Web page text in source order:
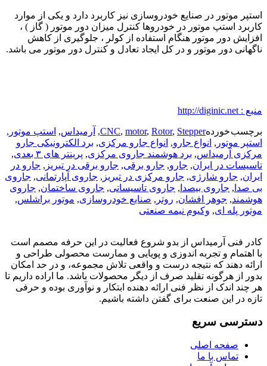
استپر موتور در صنایع خودروسازی نیز کاربرد دارد و یکی از موارد
کاربرد استپ موتور در خودروها کنترل میزان دور موتور ( گاز ) ،
افزایش دور موتور هنگام استفاده از کولر ، جلوگیری از کاهش
ناگهانی دور موتور و در کل ایجاد تعادل و کنترل دور موتور می باشد.
منبع : http://diginic.net
برچسب خورده CNC, motor, Rotor, Stepper
, آرمیداس, استپ موتور ,
استپر موتور , انواع جارو, انواع جارو مرکزی, برد الکترونیکی جارو
مرکزی آرمیداس, برد هوشمند جاروی مرکزی, پرینتر های ۳ بعدی
,
تاسیسات در ایران, جارو, جارو برقی, جارو برقی در تبریز , جارو در
ایران, جارو شارژی, جارو مرکزی در تبریز , جاروی آپارتمانی, جاروی
بی صدا , جاروی بیصدا , جاروی تاسیساتی, جاروی ساختمان, جاروی
هوشمند, جوهر افشان, روتر , صنایع خودروسازی, موتور براشلس,
موتور پله ای, وکیوم نیمه صنعتی
کادر فنی آرمیداس از بدو شروع فعالیت در این حرفه مصمم است
با اهتمام و تجربه اندوزی و پویایی و ممارست محصولی طراحی و
ارائه دهند که نتیجه درست و واقعی تلاش مجموعه، و در حد امکان
بدور از هرگونه تقلید صرف از دیگر محصولات باشد. ما اراده داریم تا
هر چند اندک از نظر فنی ارائه دهنده ابتکار و نوآوری بوده و حرفی
تازه در این صنعت برای گفتن داشته باشیم.
دسترسی سریع
صفحه اصلی
تماس با ما